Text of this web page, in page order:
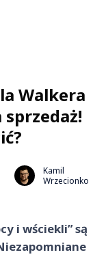
Walkera
sprzedaż!
Kamil
Wrzecionko
i wściekli” są